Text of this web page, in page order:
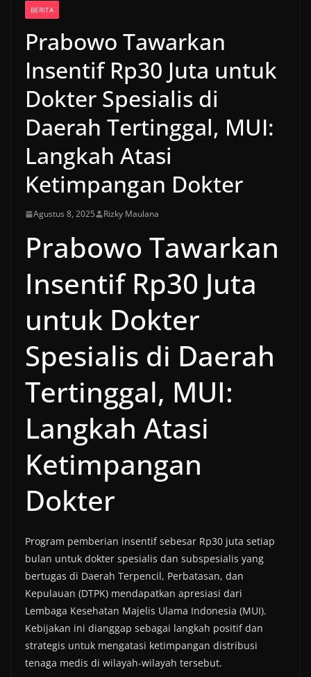
BERITA
Prabowo Tawarkan
Insentif Rp30 Juta untuk
Dokter Spesialis di
Daerah Tertinggal, MUI:
Langkah Atasi
Ketimpangan Dokter
Agustus 8, 2025 Rizky Maulana
Prabowo Tawarkan
Insentif Rp30 Juta
untuk Dokter
Spesialis di Daerah
Tertinggal, MUI:
Langkah Atasi
Ketimpangan
Dokter
Program pemberian insentif sebesar Rp30 juta setiap
bulan untuk dokter spesialis dan subspesialis yang
bertugas di Daerah Terpencil, Perbatasan, dan
Kepulauan (DTPK) mendapatkan apresiasi dari
Lembaga Kesehatan Majelis Ulama Indonesia (MUI).
Kebijakan ini dianggap sebagai langkah positif dan
strategis untuk mengatasi ketimpangan distribusi
tenaga medis di wilayah-wilayah tersebut.